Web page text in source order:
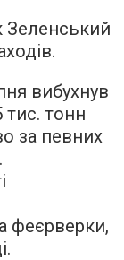
Зеленський
вибухнув
тис. тонн
за певних
феєрверки,